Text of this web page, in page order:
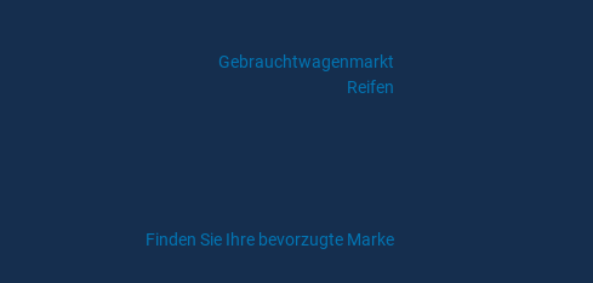
Gebrauchtwagenmarkt
Reifen
Finden Sie Ihre bevorzugte Marke